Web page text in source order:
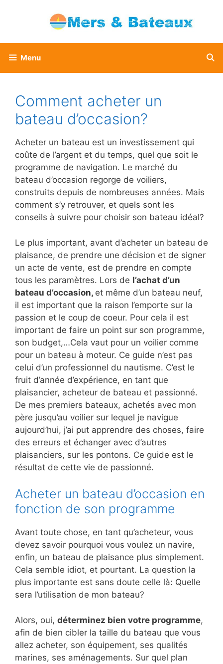
Menu
Comment acheter un
bateau d’occasion?
Acheter un bateau est un investissement qui
coûte de l’argent et du temps, quel que soit le
programme de navigation. Le marché du
bateau d’occasion regorge de voiliers,
construits depuis de nombreuses années. Mais
comment s’y retrouver, et quels sont les
conseils à suivre pour choisir son bateau idéal?
Le plus important, avant d’acheter un bateau de
plaisance, de prendre une décision et de signer
un acte de vente, est de prendre en compte
tous les paramètres. Lors de l’achat d’un
bateau d’occasion, et même d’un bateau neuf,
il est important que la raison l’emporte sur la
passion et le coup de coeur. Pour cela il est
important de faire un point sur son programme,
son budget,…Cela vaut pour un voilier comme
pour un bateau à moteur. Ce guide n’est pas
celui d’un professionnel du nautisme. C’est le
fruit d’année d’expérience, en tant que
plaisancier, acheteur de bateau et passionné.
De mes premiers bateaux, achetés avec mon
père jusqu’au voilier sur lequel je navigue
aujourd’hui, j’ai put apprendre des choses, faire
des erreurs et échanger avec d’autres
plaisanciers, sur les pontons. Ce guide est le
résultat de cette vie de passionné.
Acheter un bateau d’occasion en
fonction de son programme
Avant toute chose, en tant qu’acheteur, vous
devez savoir pourquoi vous voulez un navire,
enfin, un bateau de plaisance plus simplement.
Cela semble idiot, et pourtant. La question la
plus importante est sans doute celle là: Quelle
sera l’utilisation de mon bateau?
Alors, oui, déterminez bien votre programme,
afin de bien cibler la taille du bateau que vous
allez acheter, son équipement, ses qualités
marines, ses aménagements. Sur quel plan